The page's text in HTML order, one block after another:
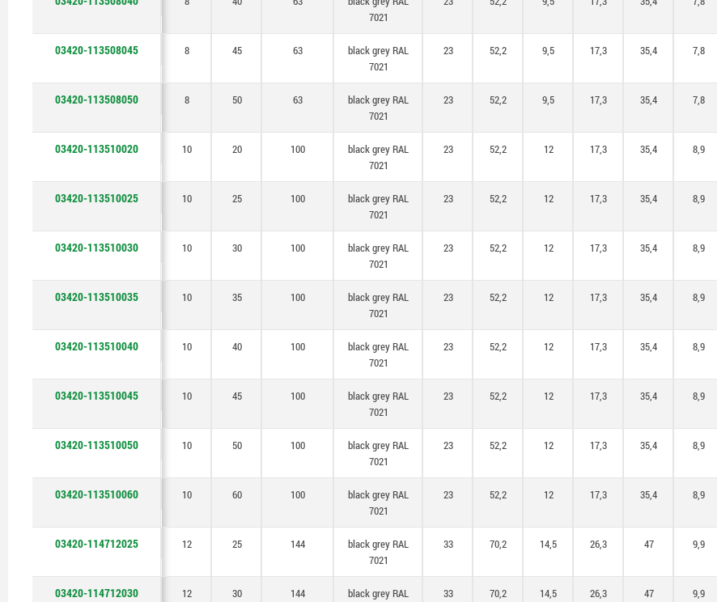
7021
03420-113508045 8 45 63
black grey RAL
7021
23 52,2 9,5 17,3 35,4 7,8
03420-113508050 8 50 63
black grey RAL
7021
23 52,2 9,5 17,3 35,4 7,8
03420-113510020 10 20 100
black grey RAL
7021
23 52,2 12 17,3 35,4 8,9
03420-113510025 10 25 100
black grey RAL
7021
23 52,2 12 17,3 35,4 8,9
03420-113510030 10 30 100
black grey RAL
7021
23 52,2 12 17,3 35,4 8,9
03420-113510035 10 35 100
black grey RAL
7021
23 52,2 12 17,3 35,4 8,9
03420-113510040 10 40 100
black grey RAL
7021
23 52,2 12 17,3 35,4 8,9
03420-113510045 10 45 100
black grey RAL
7021
23 52,2 12 17,3 35,4 8,9
03420-113510050 10 50 100
black grey RAL
7021
23 52,2 12 17,3 35,4 8,9
03420-113510060 10 60 100
black grey RAL
7021
23 52,2 12 17,3 35,4 8,9
03420-114712025 12 25 144
black grey RAL
7021
33 70,2 14,5 26,3 47 9,9
03420-114712030 12 30 144 black grey RAL 33 70,2 14,5 26,3 47 9,9